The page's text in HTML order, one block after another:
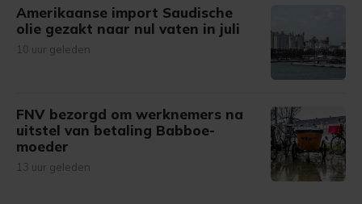
Amerikaanse import Saudische
olie gezakt naar nul vaten in juli
10 uur geleden
FNV bezorgd om werknemers na
uitstel van betaling Babboe-
moeder
13 uur geleden